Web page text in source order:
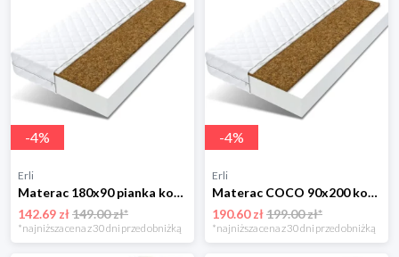
-4%
Erli
Materac 180x90 pianka kokos COCO
142.69 zł149.00 zł*
*najniższa cena z 30 dni przed obniżką
-4%
Erli
Materac COCO 90x200 kokos pianka dla dzieci 200x90
190.60 zł199.00 zł*
*najniższa cena z 30 dni przed obniżką